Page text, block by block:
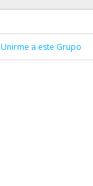
Unirme a este Grupo